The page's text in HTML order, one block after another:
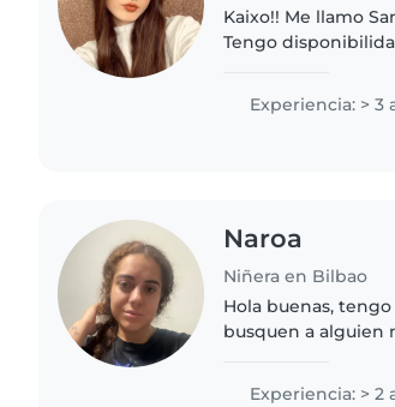
Kaixo!! Me llamo
Tengo
risueña.Trabajo en
Experiencia: > 3
Naroa
Niñera en Bilbao
Hola buenas,
busquen a alguien
supuesto me
Experiencia: > 2